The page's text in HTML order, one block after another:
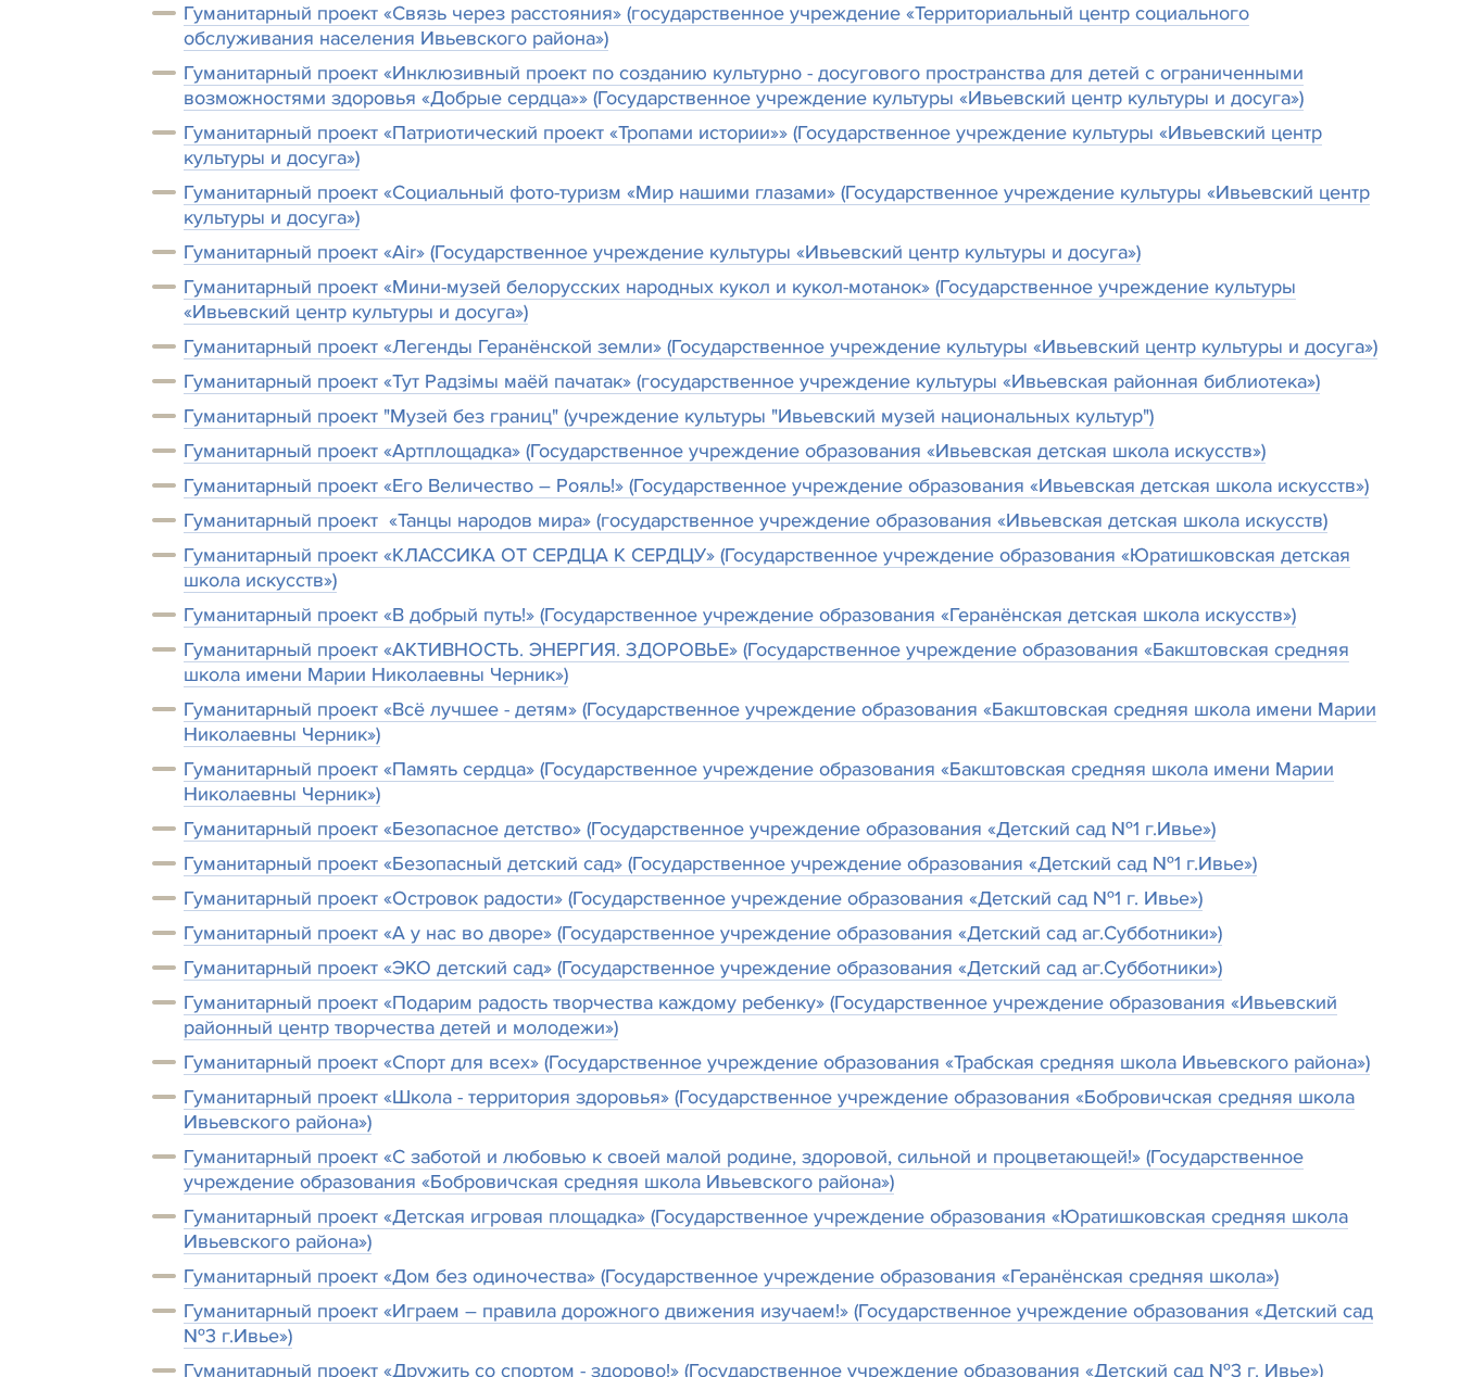
Гуманитарный проект «Связь через расстояния» (государственное учреждение «Территориальный центр социального
обслуживания населения Ивьевского района»)
Гуманитарный проект «Инклюзивный проект по созданию культурно - досугового пространства для детей с ограниченными
возможностями здоровья «Добрые сердца»» (Государственное учреждение культуры «Ивьевский центр культуры и досуга»)
Гуманитарный проект «Патриотический проект «Тропами истории»» (Государственное учреждение культуры «Ивьевский центр
культуры и досуга»)
Гуманитарный проект «Социальный фото-туризм «Мир нашими глазами» (Государственное учреждение культуры «Ивьевский центр
культуры и досуга»)
Гуманитарный проект «Air» (Государственное учреждение культуры «Ивьевский центр культуры и досуга»)
Гуманитарный проект «Мини-музей белорусских народных кукол и кукол-мотанок» (Государственное учреждение культуры
«Ивьевский центр культуры и досуга»)
Гуманитарный проект «Легенды Геранёнской земли» (Государственное учреждение культуры «Ивьевский центр культуры и досуга»)
Гуманитарный проект «Тут Радзімы маёй пачатак» (государственное учреждение культуры «Ивьевская районная библиотека»)
Гуманитарный проект "Музей без границ" (учреждение культуры "Ивьевский музей национальных культур")
Гуманитарный проект «Артплощадка» (Государственное учреждение образования «Ивьевская детская школа искусств»)
Гуманитарный проект «Его Величество – Рояль!» (Государственное учреждение образования «Ивьевская детская школа искусств»)
Гуманитарный проект «Танцы народов мира» (государственное учреждение образования «Ивьевская детская школа искусств)
Гуманитарный проект «КЛАССИКА ОТ СЕРДЦА К СЕРДЦУ» (Государственное учреждение образования «Юратишковская детская
школа искусств»)
Гуманитарный проект «В добрый путь!» (Государственное учреждение образования «Геранёнская детская школа искусств»)
Гуманитарный проект «АКТИВНОСТЬ. ЭНЕРГИЯ. ЗДОРОВЬЕ» (Государственное учреждение образования «Бакштовская средняя
школа имени Марии Николаевны Черник»)
Гуманитарный проект «Всё лучшее - детям» (Государственное учреждение образования «Бакштовская средняя школа имени Марии
Николаевны Черник»)
Гуманитарный проект «Память сердца» (Государственное учреждение образования «Бакштовская средняя школа имени Марии
Николаевны Черник»)
Гуманитарный проект «Безопасное детство» (Государственное учреждение образования «Детский сад №1 г.Ивье»)
Гуманитарный проект «Безопасный детский сад» (Государственное учреждение образования «Детский сад №1 г.Ивье»)
Гуманитарный проект «Островок радости» (Государственное учреждение образования «Детский сад №1 г. Ивье»)
Гуманитарный проект «А у нас во дворе» (Государственное учреждение образования «Детский сад аг.Субботники»)
Гуманитарный проект «ЭКО детский сад» (Государственное учреждение образования «Детский сад аг.Субботники»)
Гуманитарный проект «Подарим радость творчества каждому ребенку» (Государственное учреждение образования «Ивьевский
районный центр творчества детей и молодежи»)
Гуманитарный проект «Спорт для всех» (Государственное учреждение образования «Трабская средняя школа Ивьевского района»)
Гуманитарный проект «Школа - территория здоровья» (Государственное учреждение образования «Бобровичская средняя школа
Ивьевского района»)
Гуманитарный проект «С заботой и любовью к своей малой родине, здоровой, сильной и процветающей!» (Государственное
учреждение образования «Бобровичская средняя школа Ивьевского района»)
Гуманитарный проект «Детская игровая площадка» (Государственное учреждение образования «Юратишковская средняя школа
Ивьевского района»)
Гуманитарный проект «Дом без одиночества» (Государственное учреждение образования «Геранёнская средняя школа»)
Гуманитарный проект «Играем – правила дорожного движения изучаем!» (Государственное учреждение образования «Детский сад
№3 г.Ивье»)
Гуманитарный проект «Дружить со спортом - здорово!» (Государственное учреждение образования «Детский сад №3 г. Ивье»)